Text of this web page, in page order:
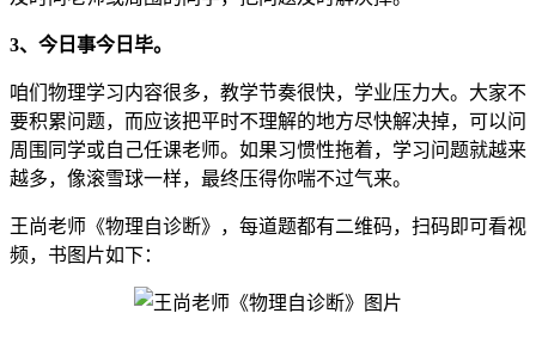
3、今日事今日毕。
咱们物理学习内容很多，教学节奏很快，学业压力大。大家不
要积累问题，而应该把平时不理解的地方尽快解决掉，可以问
周围同学或自己任课老师。如果习惯性拖着，学习问题就越来
越多，像滚雪球一样，最终压得你喘不过气来。
王尚老师《物理自诊断》，每道题都有二维码，扫码即可看视
频，书图片如下：